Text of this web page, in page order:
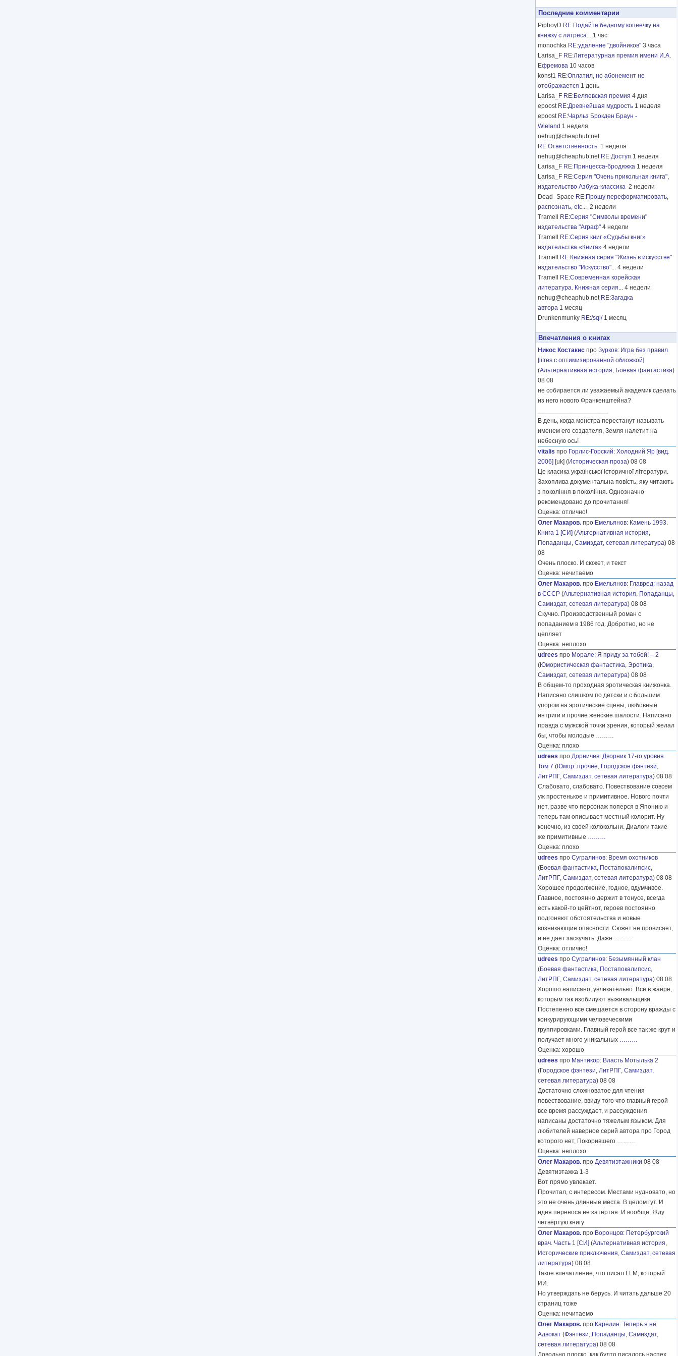
Последние комментарии
PipboyD RE:Подайте бедному копеечку на
книжку с литреса... 1 час
monochka RE:удаление "двойников" 3 часа
Larisa_F RE:Литературная премия имени И.А.
Ефремова 10 часов
konst1 RE:Оплатил, но абонемент не
отображается 1 день
Larisa_F RE:Беляевская премия 4 дня
epoost RE:Древнейшая мудрость 1 неделя
epoost RE:Чарльз Брокден Браун -
Wieland 1 неделя
nehug@cheaphub.net
RE:Ответственность. 1 неделя
nehug@cheaphub.net RE:Доступ 1 неделя
Larisa_F RE:Принцесса-бродяжка 1 неделя
Larisa_F RE:Серия "Очень прикольная книга",
издательство Азбука-классика 2 недели
Dead_Space RE:Прошу переформатировать,
распознать, etc... 2 недели
Tramell
RE:Серия "Символы времени"
издательства "Аграф" 4 недели
Tramell
RE:Серия книг «Судьбы книг»
издательства «Книга» 4 недели
Tramell
RE:Книжная серия "Жизнь в искусстве"
издательство "Искусство"... 4 недели
Tramell
RE:Современная корейская
литература. Книжная серия... 4 недели
nehug@cheaphub.net RE:Загадка
автора 1 месяц
Drunkenmunky RE:/sql/ 1 месяц
Впечатления о книгах
Никос Костакис про Зурков: Игра без правил
[litres с оптимизированной обложкой]
(Альтернативная история, Боевая фантастика)
08 08
не собирается ли уважаемый академик сделать
из него нового Франкенштейна?
В день, когда монстра перестанут называть
именем его создателя, Земля налетит на
небесную ось!
vitalis про Горлис-Горский: Холодний Яр [вид.
2006] [uk] (Историческая проза) 08 08
Це класика української історичної літератури.
Захоплива документальна повість, яку читають
з покоління в покоління. Однозначно
рекомендовано до прочитання!
Оценка: отлично!
Олег Макаров. про Емельянов: Камень 1993.
Книга 1 [СИ] (Альтернативная история,
Попаданцы, Самиздат, сетевая литература) 08
08
Очень плоско. И сюжет, и текст
Оценка: нечитаемо
Олег Макаров. про Емельянов: Главред: назад
в СССР (Альтернативная история, Попаданцы,
Самиздат, сетевая литература) 08 08
Скучно. Производственный роман с
попаданием в 1986 год. Добротно, но не
цепляет
Оценка: неплохо
udrees про Морале: Я приду за тобой! – 2
(Юмористическая фантастика, Эротика,
Самиздат, сетевая литература) 08 08
В общем-то проходная эротическая книжонка.
Написано слишком по детски и с большим
упором на эротические сцены, любовные
интриги и прочие женские шалости. Написано
правда с мужской точки зрения, который желал
бы, чтобы молодые ………
Оценка: плохо
udrees про Дорничев: Дворник 17-го уровня.
Том 7 (Юмор: прочее, Городское фэнтези,
ЛитРПГ, Самиздат, сетевая литература) 08 08
Слабовато, слабовато. Повествование совсем
уж простенькое и примитивное. Нового почти
нет, разве что персонаж поперся в Японию и
теперь там описывает местный колорит. Ну
конечно, из своей колокольни. Диалоги такие
же примитивные ………
Оценка: плохо
udrees про Сугралинов: Время охотников
(Боевая фантастика, Постапокалипсис,
ЛитРПГ, Самиздат, сетевая литература) 08 08
Хорошее продолжение, годное, вдумчивое.
Главное, постоянно держит в тонусе, всегда
есть какой-то цейтнот, героев постоянно
подгоняют обстоятельства и новые
возникающие опасности. Сюжет не провисает,
и не дает заскучать. Даже ………
Оценка: отлично!
udrees про Сугралинов: Безымянный клан
(Боевая фантастика, Постапокалипсис,
ЛитРПГ, Самиздат, сетевая литература) 08 08
Хорошо написано, увлекательно. Все в жанре,
которым так изобилуют выживальщики.
Постепенно все смещается в сторону вражды с
конкурирующими человеческими
группировками. Главный герой все так же крут и
получает много уникальных ………
Оценка: хорошо
udrees про Мантикор: Власть Мотылька 2
(Городское фэнтези, ЛитРПГ, Самиздат,
сетевая литература) 08 08
Достаточно сложноватое для чтения
повествование, ввиду того что главный герой
все время рассуждает, и рассуждения
написаны достаточно тяжелым языком. Для
любителей наверное серий автора про Город
которого нет, Покорившего ………
Оценка: неплохо
Олег Макаров. про Девятиэтажники 08 08
Девятиэтажка 1-3
Вот прямо увлекает.
Прочитал, с интересом. Местами нудновато, но
это не очень длинные места. В целом гут. И
идея переноса не затёртая. И вообще. Жду
четвёртую книгу
Олег Макаров. про Воронцов: Петербургский
врач. Часть 1 [СИ] (Альтернативная история,
Исторические приключения, Самиздат, сетевая
литература) 08 08
Такое впечатление, что писал LLM, который
ИИ.
Но утверждать не берусь. И читать дальше 20
страниц тоже
Оценка: нечитаемо
Олег Макаров. про Карелин: Теперь я не
Адвокат (Фэнтези, Попаданцы, Самиздат,
сетевая литература) 08 08